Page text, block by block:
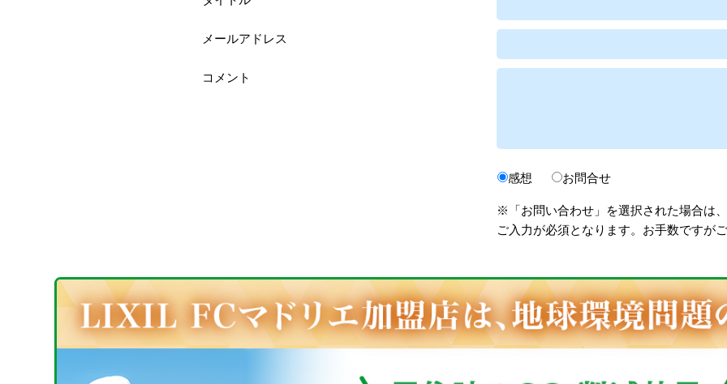
メールアドレス
コメント
感想 お問合せ
※「お問い合わせ」を選択された場合は
ご入力が必須となります。お手数ですが